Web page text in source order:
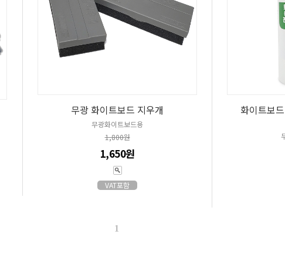
무광 화이트보드 지우개
무광화이트보드용
1,800원
1,650원
VAT포함
화이트보
1